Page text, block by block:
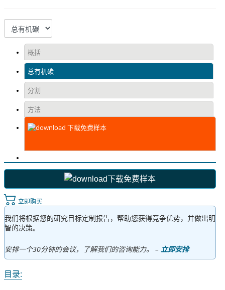
概括
总有机碳
分割
方法
下载免费样本
下载免费样本
立即购买
我们将根据您的研究目标定制报告，帮助您获得竞争优势，并做出明
智的决策。
安排一个30分钟的会议，了解我们的咨询能力。 – 立即安排
目录: